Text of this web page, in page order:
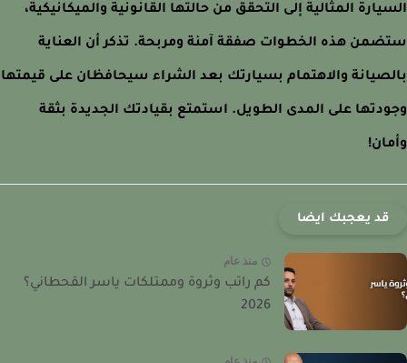
المثالية إلى التحقق من حالتها القانونية والميكانيكية،
هذه الخطوات صفقة آمنة ومربحة. تذكر أن العناية
والاهتمام بسيارتك بعد الشراء سيحافظان على قيمتها
على المدى الطويل. استمتع بقيادتك الجديدة بثقة
قد يعجبك ايضا
منذ عام
كم راتب وثروة وممتلكات ياسر القحطاني؟
2026